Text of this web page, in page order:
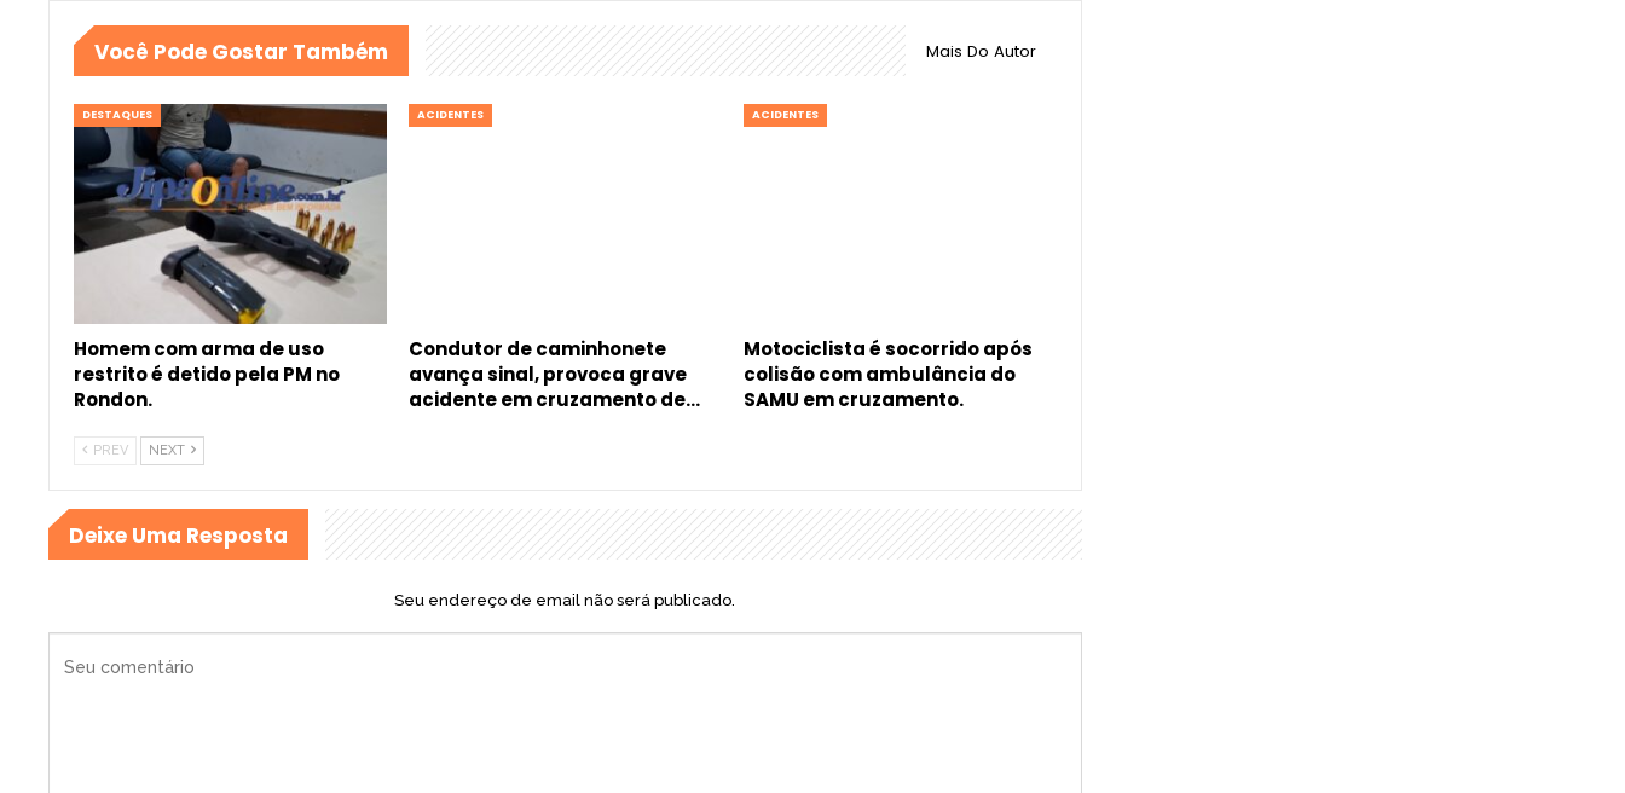
Você Pode Gostar Também Mais Do Autor
DESTAQUES
Homem com arma de uso
restrito é detido pela PM no
Rondon.
ACIDENTES
Condutor de caminhonete
avança sinal, provoca grave
acidente em cruzamento de…
ACIDENTES
Motociclista é socorrido após
colisão com ambulância do
SAMU em cruzamento.
PREV NEXT
Deixe Uma Resposta
Seu endereço de email não será publicado.